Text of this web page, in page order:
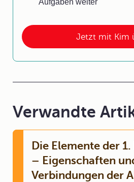
Jetzt mit Kim
Aufgaben weiter
Verwandte
Die Elemente der
– Eigenschaften
Verbindungen der